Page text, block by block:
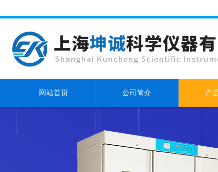
网站首页 公司简介 产